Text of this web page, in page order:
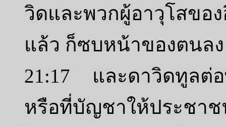
วิดและพวกผู้อาวุโสขอ
แล้ว ก็ซบหน้าของตนลง
21:17 และดาวิดทูลต่
หรือที่บัญชาให้ประชา